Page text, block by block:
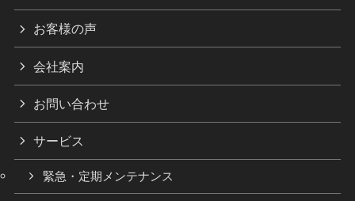
お客様の声
会社案内
お問い合わせ
サービス
緊急・定期メンテナンス